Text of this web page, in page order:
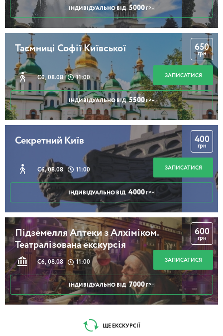
ІНДИВІДУАЛЬНО ВІД 5000 ГРН
Таємниці Софії Київської
Сб, 08.08 11:00
650
грн
ЗАПИСАТИСЯ
ІНДИВІДУАЛЬНО ВІД 5500 ГРН
Секретний Київ
Сб, 08.08 11:00
400
грн
ЗАПИСАТИСЯ
ІНДИВІДУАЛЬНО ВІД 4000 ГРН
Підземелля Аптеки з Алхіміком.
Театралізована екскурсія
Сб, 08.08 11:00
600
грн
ЗАПИСАТИСЯ
ІНДИВІДУАЛЬНО ВІД 7000 ГРН
ЩЕ ЕКСКУРСІЇ